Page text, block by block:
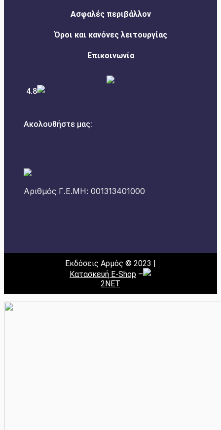
4.8
Ασφαλές περιβάλλον
Όροι και κανόνες λειτουργίας
Επικοινωνία
Ακολουθήστε μας:
Αριθμός Γ.Ε.ΜΗ: 001313401000
Εκδόσεις Αρμός © 2023 |
Κατασκευή E-Shop –
2NET